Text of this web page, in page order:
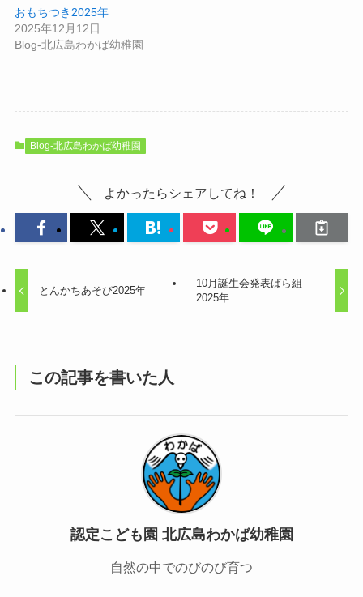
おもちつき2025年
2025年12月12日
Blog-北広島わかば幼稚園
Blog-北広島わかば幼稚園
よかったらシェアしてね！
とんかちあそび2025年
10月誕生会発表ばら組
2025年
この記事を書いた人
認定こども園 北広島わかば幼稚園
自然の中でのびのび育つ